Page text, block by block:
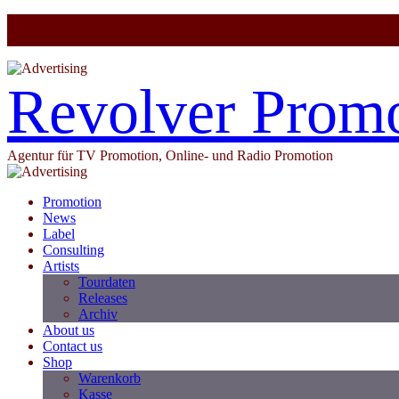
Revolver
Agentur für TV Promotion, Online- und Radio Promotion
Promotion
News
Label
Consulting
Artists
Tourdaten
Releases
Archiv
About us
Contact us
Shop
Warenkorb
Kasse